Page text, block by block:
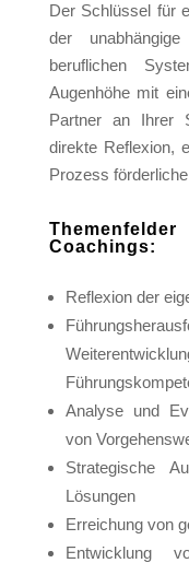
Der Schlüssel für
der
beruflichen
Augenhöhe mit
Partner an Ihrer
direkte Reflexion,
Prozess
Coachings:
Reflexion der
Analyse und
von
Strategische
Lösungen
Erreichung von
Entwicklung